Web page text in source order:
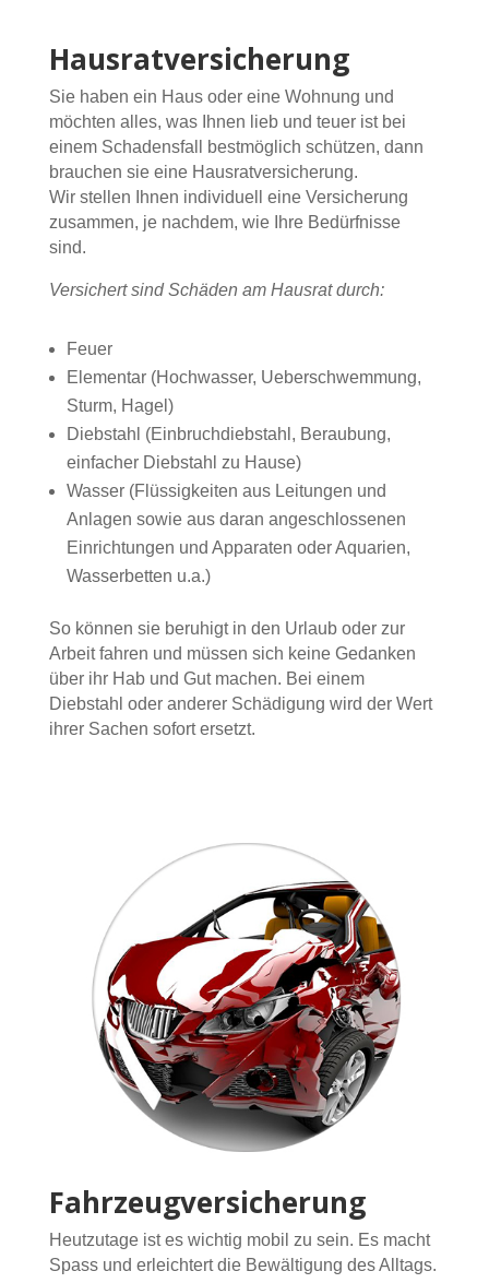
Hausratversicherung
Sie haben ein Haus oder eine Wohnung und
möchten alles, was Ihnen lieb und teuer ist bei
einem Schadensfall bestmöglich schützen, dann
brauchen sie eine Hausratversicherung.
Wir stellen Ihnen individuell eine Versicherung
zusammen, je nachdem, wie Ihre Bedürfnisse
sind.
Versichert sind Schäden am Hausrat durch:
Feuer
Elementar (Hochwasser, Ueberschwemmung,
Sturm, Hagel)
Diebstahl (Einbruchdiebstahl, Beraubung,
einfacher Diebstahl zu Hause)
Wasser (Flüssigkeiten aus Leitungen und
Anlagen sowie aus daran angeschlossenen
Einrichtungen und Apparaten oder Aquarien,
Wasserbetten u.a.)
So können sie beruhigt in den Urlaub oder zur
Arbeit fahren und müssen sich keine Gedanken
über ihr Hab und Gut machen. Bei einem
Diebstahl oder anderer Schädigung wird der Wert
ihrer Sachen sofort ersetzt.
Fahrzeugversicherung
Heutzutage ist es wichtig mobil zu sein. Es macht
Spass und erleichtert die Bewältigung des Alltags.